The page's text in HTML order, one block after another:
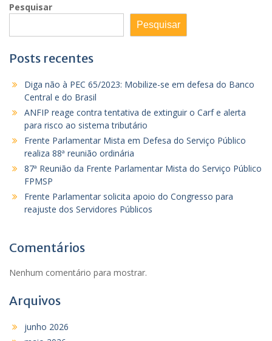
Pesquisar
Pesquisar
Posts recentes
Diga não à PEC 65/2023: Mobilize-se em defesa do Banco
Central e do Brasil
ANFIP reage contra tentativa de extinguir o Carf e alerta
para risco ao sistema tributário
Frente Parlamentar Mista em Defesa do Serviço Público
realiza 88ª reunião ordinária
87ª Reunião da Frente Parlamentar Mista do Serviço Público
FPMSP
Frente Parlamentar solicita apoio do Congresso para
reajuste dos Servidores Públicos
Comentários
Nenhum comentário para mostrar.
Arquivos
junho 2026